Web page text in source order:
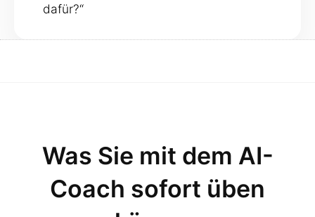
dafür?“
Was Sie mit dem AI-
Coach sofort üben